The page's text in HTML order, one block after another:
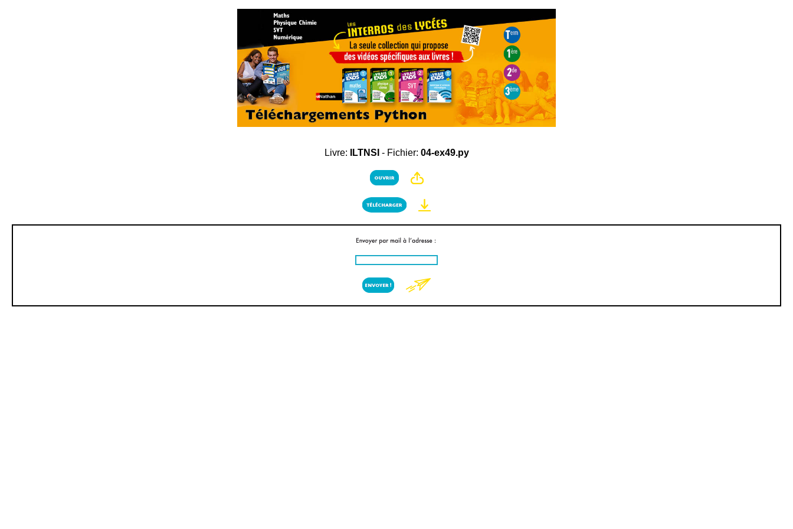
Livre: ILTNSI - Fichier: 04-ex49.py